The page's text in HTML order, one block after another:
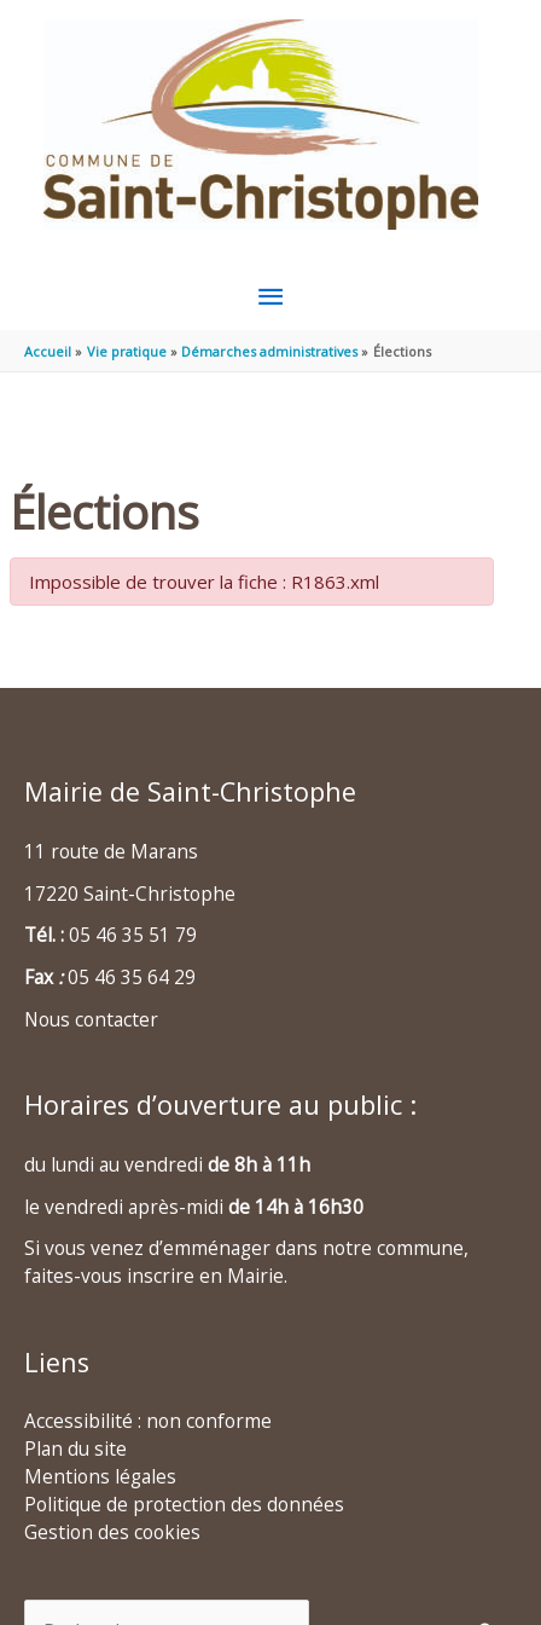
MENU
PRINCIPAL
Accueil Vie pratique Démarches administratives Élections
Élections
Impossible de trouver la fiche : R1863.xml
Mairie de Saint-Christophe
11 route de Marans
17220 Saint-Christophe
Tél. :05 46 35 51 79
Fax:05 46 35 64 29
Nous contacter
Horaires d’ouverture au public :
du lundi au vendredi de 8h à 11h
le vendredi après-midi de 14h à 16h30
Si vous venez d’emménager dans notre commune,
faites-vous inscrire en Mairie.
Liens
Accessibilité : non conforme
Plan du site
Mentions légales
Politique de protection des données
Gestion des cookies